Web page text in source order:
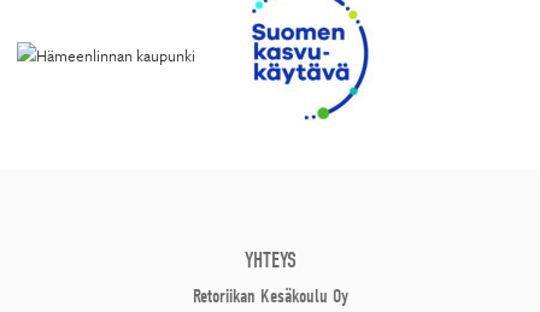
YHTEYS
Retoriikan Kesäkoulu Oy